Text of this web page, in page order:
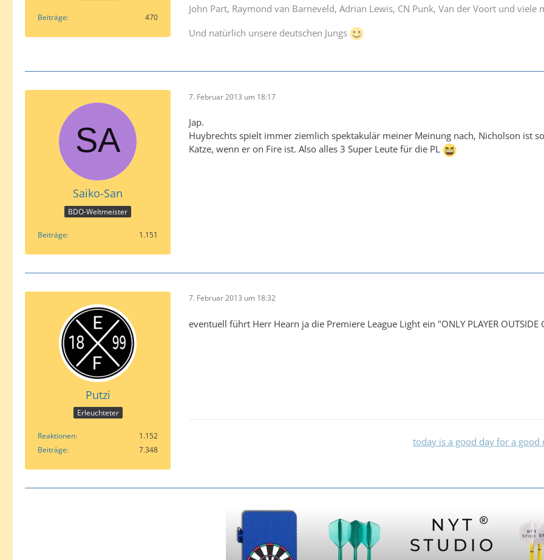
Beiträge 470
John Part, Raymond van Barneveld, Adrian Lewis, CN Punk, Van der Voort und viele
Und natürlich unsere deutschen Jungs
Saiko-San
BDO-Weltmeister
Beiträge 1.151
7. Februar 2013 um 18:17
Jap.
Huybrechts spielt immer ziemlich spektakulär meiner Meinung nach, Nicholson ist
Katze, wenn er on Fire ist. Also alles 3 Super Leute für die PL
Putzi
Erleuchteter
Reaktionen
1.152
Beiträge
7.348
7. Februar 2013 um 18:32
eventuell führt Herr Hearn ja die Premiere League Light ein "ONLY PLAYER
today is a good day for a good